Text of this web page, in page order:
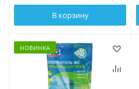
В корзину
НОВИНКА